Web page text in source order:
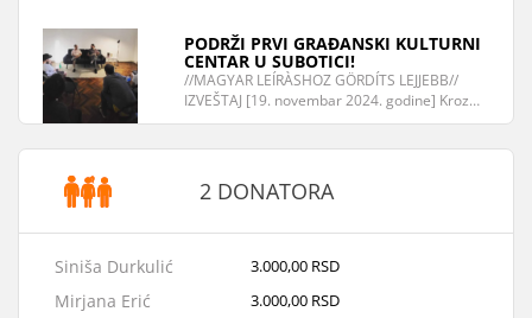
PODRŽI PRVI GRAĐANSKI KULTURNI
CENTAR U SUBOTICI!
//MAGYAR LEÍRÀSHOZ GÖRDÍTS LEJJEBB//
IZVEŠTAJ [19. novembar 2024. godine] Kroz…
2 DONATORA
Siniša Durkulić 3.000,00 RSD
Mirjana Erić 3.000,00 RSD